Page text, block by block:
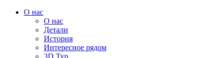
О нас
О нас
Детали
История
Интересное рядом
3D Тур